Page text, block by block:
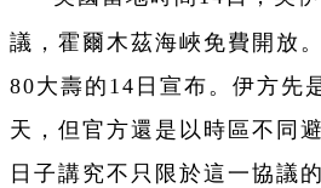
議， 霍爾木茲海峽免費開放
80大壽的14日宣布。伊方先
天，但官方還是以時區不同
日子講究不只限於這一協議